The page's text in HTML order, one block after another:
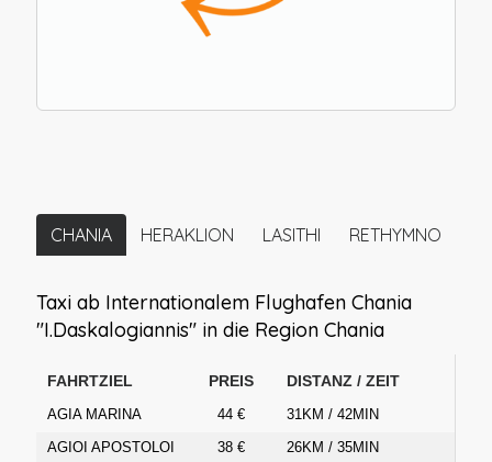
CHANIA HERAKLION LASITHI RETHYMNO
Taxi ab Internationalem Flughafen Chania
"I.Daskalogiannis" in die Region Chania
FAHRTZIEL PREIS DISTANZ / ZEIT
AGIA MARINA 44 €
31KM / 42MIN
AGIOI APOSTOLOI
38 €
26KM / 35MIN